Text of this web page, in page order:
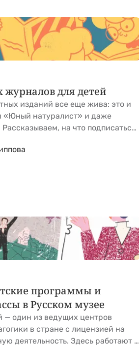
<a
journal/dvorczy-molodezhi-
dlya-rebenka/">Continued</a>
журналов для детей
изданий все еще жива: это и
«Юный натуралист» и даже
на что подписаться,
пошуршать страницами.
Возраст: 6+ Периодичность:
journal/zhurnaly-dlya-
a>
программы и
в Русском музее
— один из ведущих центров
в стране с лицензией на
деятельность. Здесь работают с